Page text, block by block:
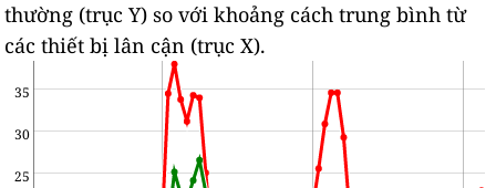
thường (trục Y) so với khoảng cách trung bình từ
các thiết bị lân cận (trục X).
25
30
35